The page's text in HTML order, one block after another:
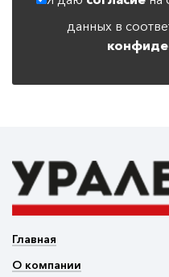
данных в
Главная
О компании